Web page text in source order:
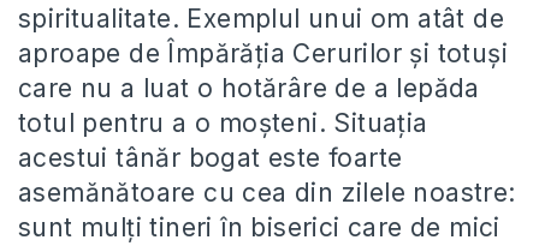
spiritualitate. Exemplul unui om atât de
aproape de Împărăția Cerurilor și totuși
care nu a luat o hotărâre de a lepăda
totul pentru a o moșteni. Situația
acestui tânăr bogat este foarte
asemănătoare cu cea din zilele noastre:
sunt mulți tineri în biserici care de mici